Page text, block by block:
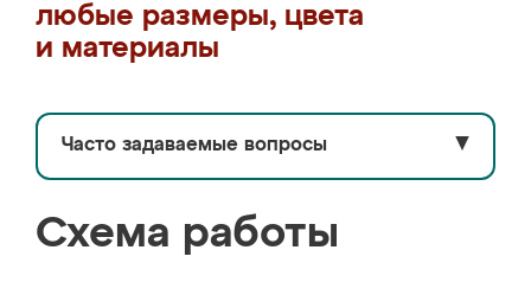
любые размеры, цвета
и материалы
Часто задаваемые вопросы ▼
Схема работы